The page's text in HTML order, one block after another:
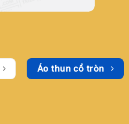
Áo thun cổ tròn